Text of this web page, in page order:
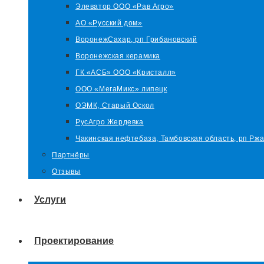
Элеватор ООО «Рав Агро»
АО «Русский дом»
ВоронежСахар, рп Грибановский
Воронежская керамика
ГК «АСБ» ООО «Кристалл»
ООО «МегаМикс» липецк
ОЭМК, Старый Оскол
РусАгро Жердевка
Чакинская нефтебаза, Тамбовская область, рп
Партнёры
Отзывы
Услуги
Проектирование